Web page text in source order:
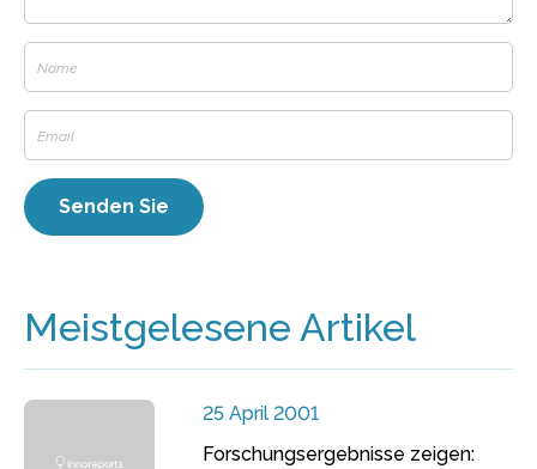
Meistgelesene Artikel
25 April 2001
Forschungsergebnisse zeigen: